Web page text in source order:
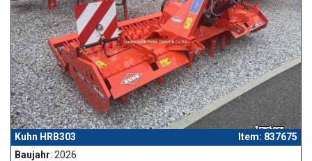
Kuhn HRB303
Item: 837675
Baujahr: 2026